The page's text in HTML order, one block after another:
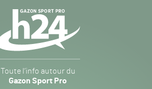
Sport
Pro
Toute l’info autour du
Gazon Sport Pro